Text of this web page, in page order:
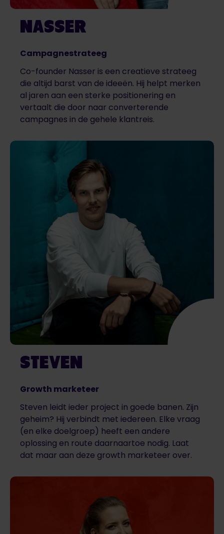
NASSER
Campagnestrateeg
Co-founder Nasser is een creatieve strateeg
die altijd barst van de ideeën. Hij helpt merken
al jaren aan een sterke positionering en
vertaalt die door naar converterende
campagnes in de gehele klantreis.
STEVEN
Growth marketeer
Steven leidt ieder project in goede banen. Zijn
geheim? Hij verbindt met iedereen. Elke vraag
(en elke doelgroep) heeft een andere
oplossing en route daarnaartoe nodig. Laat
dat maar aan deze growth marketeer over.